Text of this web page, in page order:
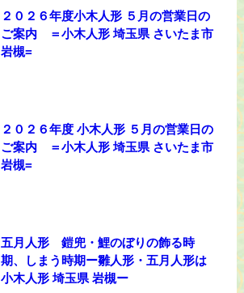
２０２６年度小木人形 ５月の営業日の
ご案内 ＝小木人形 埼玉県 さいたま市
岩槻=
２０２６年度 小木人形 ５月の営業日の
ご案内 ＝小木人形 埼玉県 さいたま市
岩槻=
五月人形 鎧兜・鯉のぼりの飾る時
期、しまう時期ー雛人形・五月人形は
小木人形 埼玉県 岩槻ー